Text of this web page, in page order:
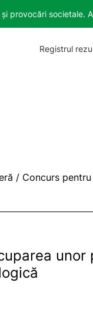
provocări societale.
Registrul
/ Concurs